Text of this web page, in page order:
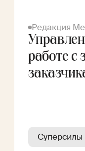
Редакция
работе
Суперсилы